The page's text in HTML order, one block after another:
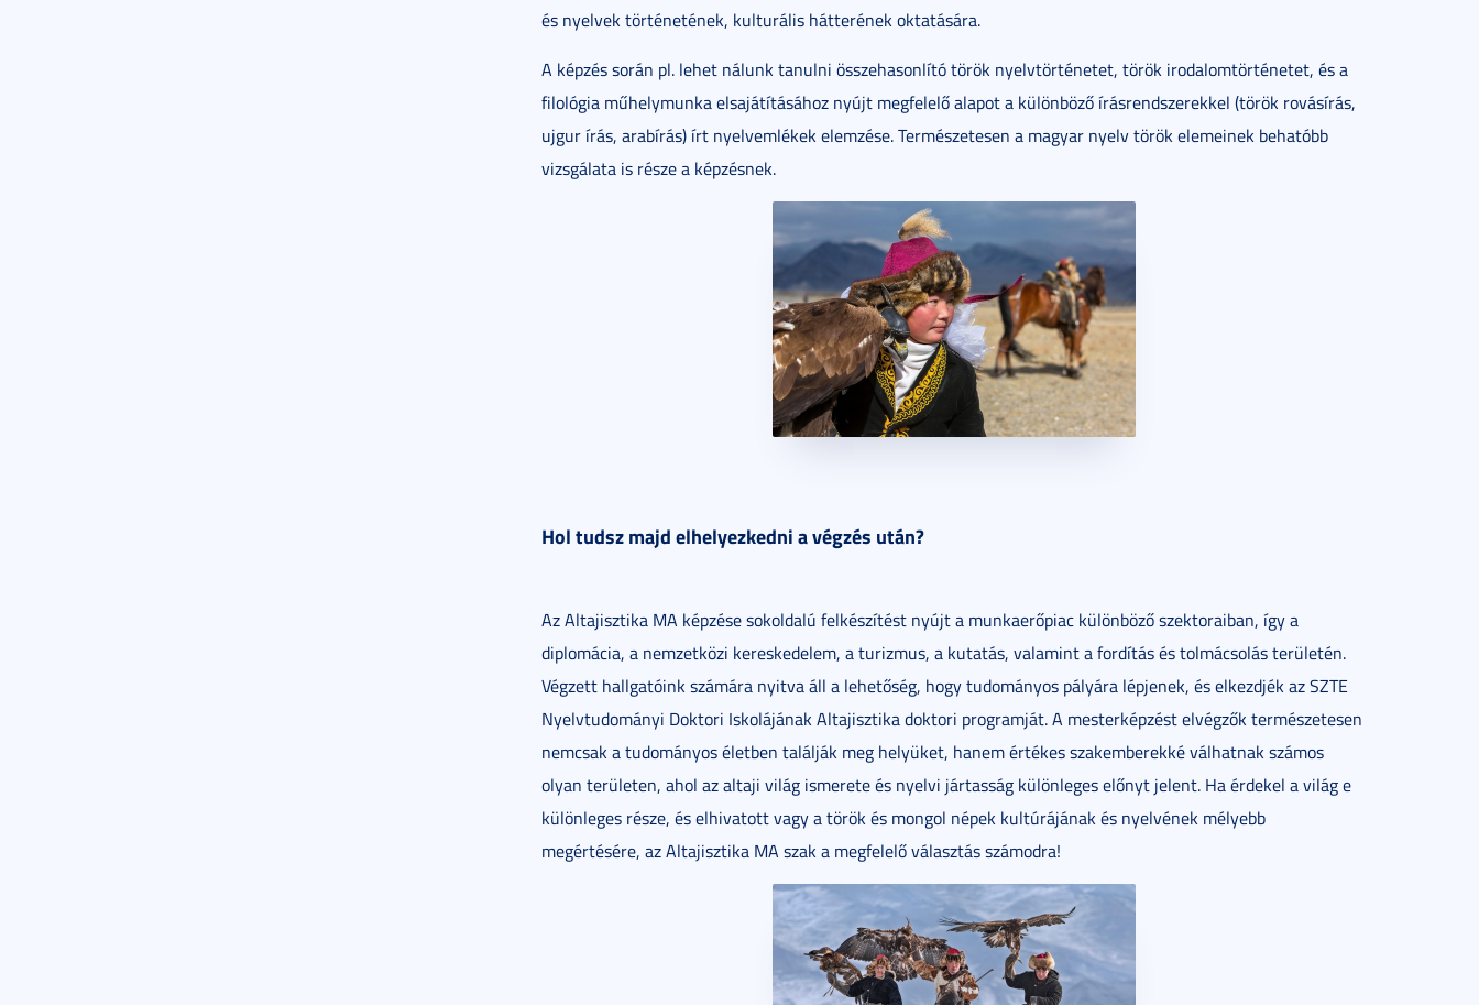
és nyelvek történetének, kulturális hátterének oktatására.
A képzés során pl. lehet nálunk tanulni összehasonlító török nyelvtörténetet, török irodalomtörténetet, és a
filológia műhelymunka elsajátításához nyújt megfelelő alapot a különböző írásrendszerekkel (török rovásírás,
ujgur írás, arabírás) írt nyelvemlékek elemzése. Természetesen a magyar nyelv török elemeinek behatóbb
vizsgálata is része a képzésnek.
Hol tudsz majd elhelyezkedni a végzés után?
Az Altajisztika MA képzése sokoldalú felkészítést nyújt a munkaerőpiac különböző szektoraiban, így a
diplomácia, a nemzetközi kereskedelem, a turizmus, a kutatás, valamint a fordítás és tolmácsolás területén.
Végzett hallgatóink számára nyitva áll a lehetőség, hogy tudományos pályára lépjenek, és elkezdjék az SZTE
Nyelvtudományi Doktori Iskolájának Altajisztika doktori programját. A mesterképzést elvégzők természetesen
nemcsak a tudományos életben találják meg helyüket, hanem értékes szakemberekké válhatnak számos
olyan területen, ahol az altaji világ ismerete és nyelvi jártasság különleges előnyt jelent. Ha érdekel a világ e
különleges része, és elhivatott vagy a török és mongol népek kultúrájának és nyelvének mélyebb
megértésére, az Altajisztika MA szak a megfelelő választás számodra!